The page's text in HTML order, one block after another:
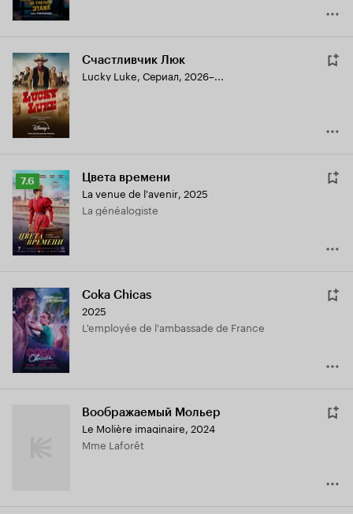
Счастливчик Люк
Lucky Luke, Сериал, 2026–...
Рейтинг
Кинопоиска
7.6
7.6 Цвета времени
La venue de l'avenir, 2025
La généalogiste
Coka Chicas
2025
L'employée de l'ambassade de France
Воображаемый Мольер
Le Molière imaginaire, 2024
Mme Laforêt